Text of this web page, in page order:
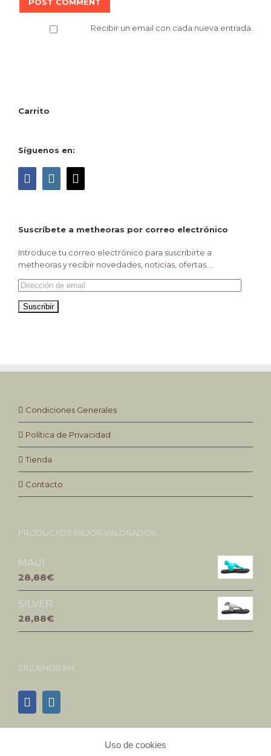
Recibir un email con cada nueva entrada.
Carrito
Síguenos en:
Suscríbete a metheoras por correo electrónico
Introduce tu correo electrónico para suscribirte a
metheoras y recibir novedades, noticias, ofertas....
Dirección
email
Condiciones Generales
Política de Privacidad
Tienda
Contacto
PRODUCTOS MEJOR VALORADOS
MAUI
28,88€
SILVER
28,88€
SÍGUENOS EN:
Uso de cookies